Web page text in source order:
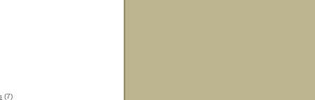
(7)